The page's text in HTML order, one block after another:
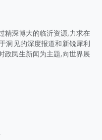
精深博大的临沂资源,力求在
洞见的深度报道和新锐犀利
政民生新闻为主题,向世界展